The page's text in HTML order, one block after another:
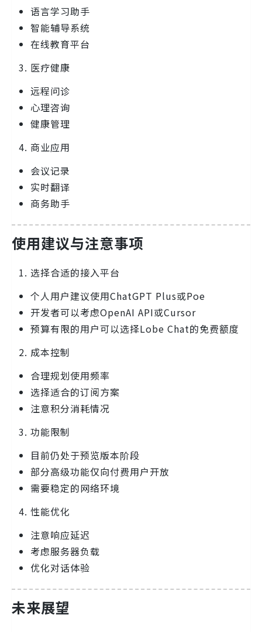
语言学习助手
智能辅导系统
在线教育平台
医疗健康
远程问诊
心理咨询
健康管理
商业应用
会议记录
实时翻译
商务助手
使用建议与注意事项
选择合适的接入平台
个人用户建议使用ChatGPT Plus或Poe
开发者可以考虑OpenAI API或Cursor
预算有限的用户可以选择Lobe Chat的免费额度
成本控制
合理规划使用频率
选择适合的订阅方案
注意积分消耗情况
功能限制
目前仍处于预览版本阶段
部分高级功能仅向付费用户开放
需要稳定的网络环境
性能优化
注意响应延迟
考虑服务器负载
优化对话体验
未来展望